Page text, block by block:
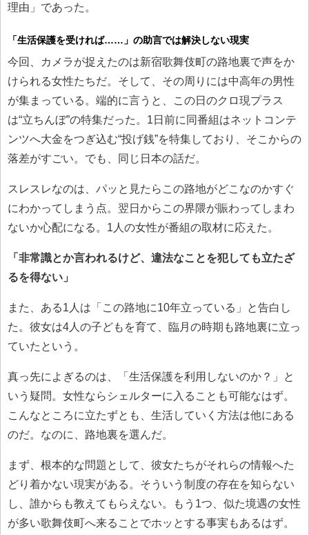
理由」であった。
「生活保護を受ければ……」の助言では解決しない現実
今回、カメラが捉えたのは新宿歌舞伎町の路地裏で声をか
けられる女性たちだ。そして、その周りには中高年の男性
が集まっている。端的に言うと、この日のクロ現プラス
は“立ちんぼ”の特集だった。1日前に同番組はネットコンテ
ンツへ大金をつぎ込む“投げ銭”を特集しており、そこからの
落差がすごい。でも、同じ日本の話だ。
スレスレなのは、パッと見たらこの路地がどこなのかすぐ
にわかってしまう点。翌日からこの界隈が賑わってしまわ
ないか心配になる。1人の女性が番組の取材に応えた。
「非常識とか言われるけど、違法なことを犯しても立たざ
るを得ない」
また、ある1人は「この路地に10年立っている」と告白し
た。彼女は4人の子どもを育て、臨月の時期も路地裏に立っ
ていたという。
真っ先によぎるのは、「生活保護を利用しないのか？」と
いう疑問。女性ならシェルターに入ることも可能なはず。
こんなところに立たずとも、生活していく方法は他にある
のだ。なのに、路地裏を選んだ。
まず、根本的な問題として、彼女たちがそれらの情報へた
どり着かない現実がある。そういう制度の存在を知らない
し、誰からも教えてもらえない。もう1つ、似た境遇の女性
が多い歌舞伎町へ来ることでホッとする事実もあるはず。